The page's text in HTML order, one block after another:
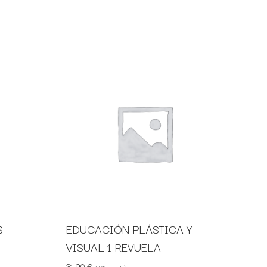
EDUCACIÓN PLÁSTICA Y
VISUAL 1 REVUELA